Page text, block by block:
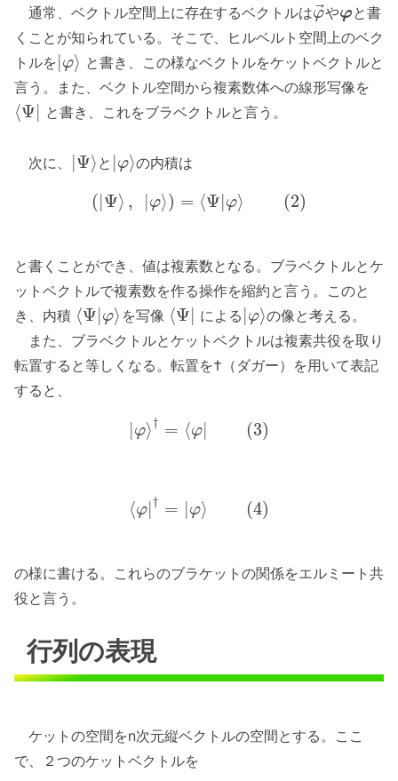
通常、ベクトル空間上に存在するベクトルはφ⃗
やφと書
くことが知られている。そこで、ヒルベルト空間上のベク
トルを φ⟩ と書き、この様なベクトルをケットベクトルと
言う。また、ベクトル空間から複素数体への線形写像を
⟨Ψ と書き、これをブラベクトルと言う。
次に、 Ψ⟩ と φ⟩の内積は
( Ψ⟩ , φ⟩) = ⟨Ψ φ⟩ (2)
と書くことができ、値は複素数となる。ブラベクトルとケ
ットベクトルで複素数を作る操作を縮約と言う。このと
き、内積 ⟨Ψ φ⟩ を写像 ⟨Ψ による φ⟩の像と考える。
また、ブラベクトルとケットベクトルは複素共役を取り
転置すると等しくなる。転置を†（ダガー）を用いて表記
すると、
φ⟩† = ⟨φ| (3)
⟨φ|† = |φ⟩ (4)
の様に書ける。これらのブラケットの関係をエルミート共
役と言う。
行列の表現
ケットの空間をn次元縦ベクトルの空間とする。ここ
で、２つのケットベクトルを